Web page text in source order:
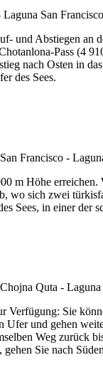
und Abstiegen an
Pass (4
nach Osten in
des Sees.
m Höhe
wo sich zwei
Sees, in einer der
Sie
Ufer und gehen
Weg zurück
Sie nach